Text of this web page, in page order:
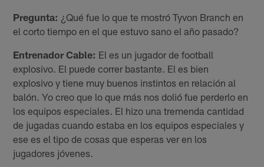
Pregunta: ¿Qué fue lo que te mostró Tyvon Branch en
el corto tiempo en el que estuvo sano el año pasado?
Entrenador Cable: El es un jugador de football
explosivo. El puede correr bastante. El es bien
explosivo y tiene muy buenos instintos en relación al
balón. Yo creo que lo que más nos dolió fue perderlo en
los equipos especiales. El hizo una tremenda cantidad
de jugadas cuando estaba en los equipos especiales y
ese es el tipo de cosas que esperas ver en los
jugadores jóvenes.